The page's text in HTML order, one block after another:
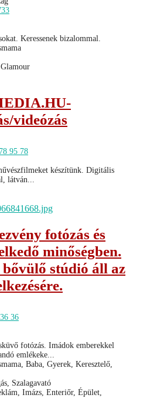
Keressenek bizalommal.
videózás
95 78
készítünk. Digitális
látván...
fotózás és
minőségben.
stúdió áll az
36
fotózás. Imádok emberekkel
emlékeke...
Baba, Gyerek, Keresztelő,
Szalagavató
Imázs, Enteriőr, Épület,